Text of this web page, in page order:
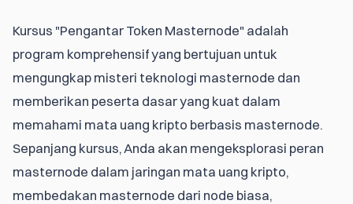
Kursus "Pengantar Token Masternode" adalah
program komprehensif yang bertujuan untuk
mengungkap misteri teknologi masternode dan
memberikan peserta dasar yang kuat dalam
memahami mata uang kripto berbasis masternode.
Sepanjang kursus, Anda akan mengeksplorasi peran
masternode dalam jaringan mata uang kripto,
membedakan masternode dari node biasa,